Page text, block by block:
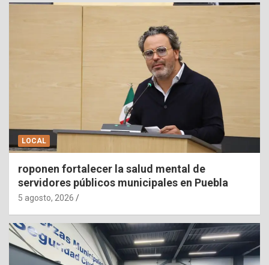
LOCAL
roponen fortalecer la salud mental de
servidores públicos municipales en Puebla
5 agosto, 2026